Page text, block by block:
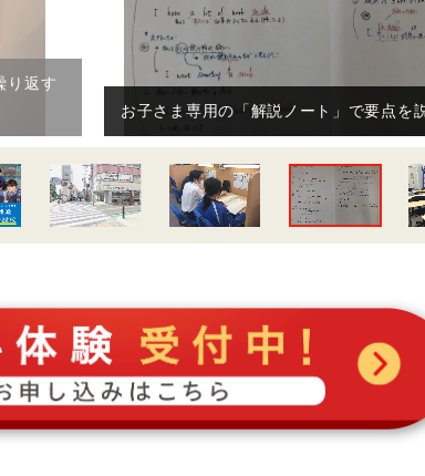
自習スペース完備！
教室開校時間ならいつでも使えます！